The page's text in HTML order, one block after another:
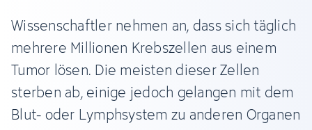
Wissenschaftler nehmen an, dass sich täglich
mehrere Millionen Krebszellen aus einem
Tumor lösen. Die meisten dieser Zellen
sterben ab, einige jedoch gelangen mit dem
Blut- oder Lymphsystem zu anderen Organen